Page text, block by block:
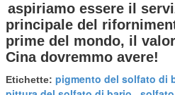
aspiriamo essere il
principale del
prime del mondo, il
Cina dovremmo avere!
Etichette: pigmento del solfato di